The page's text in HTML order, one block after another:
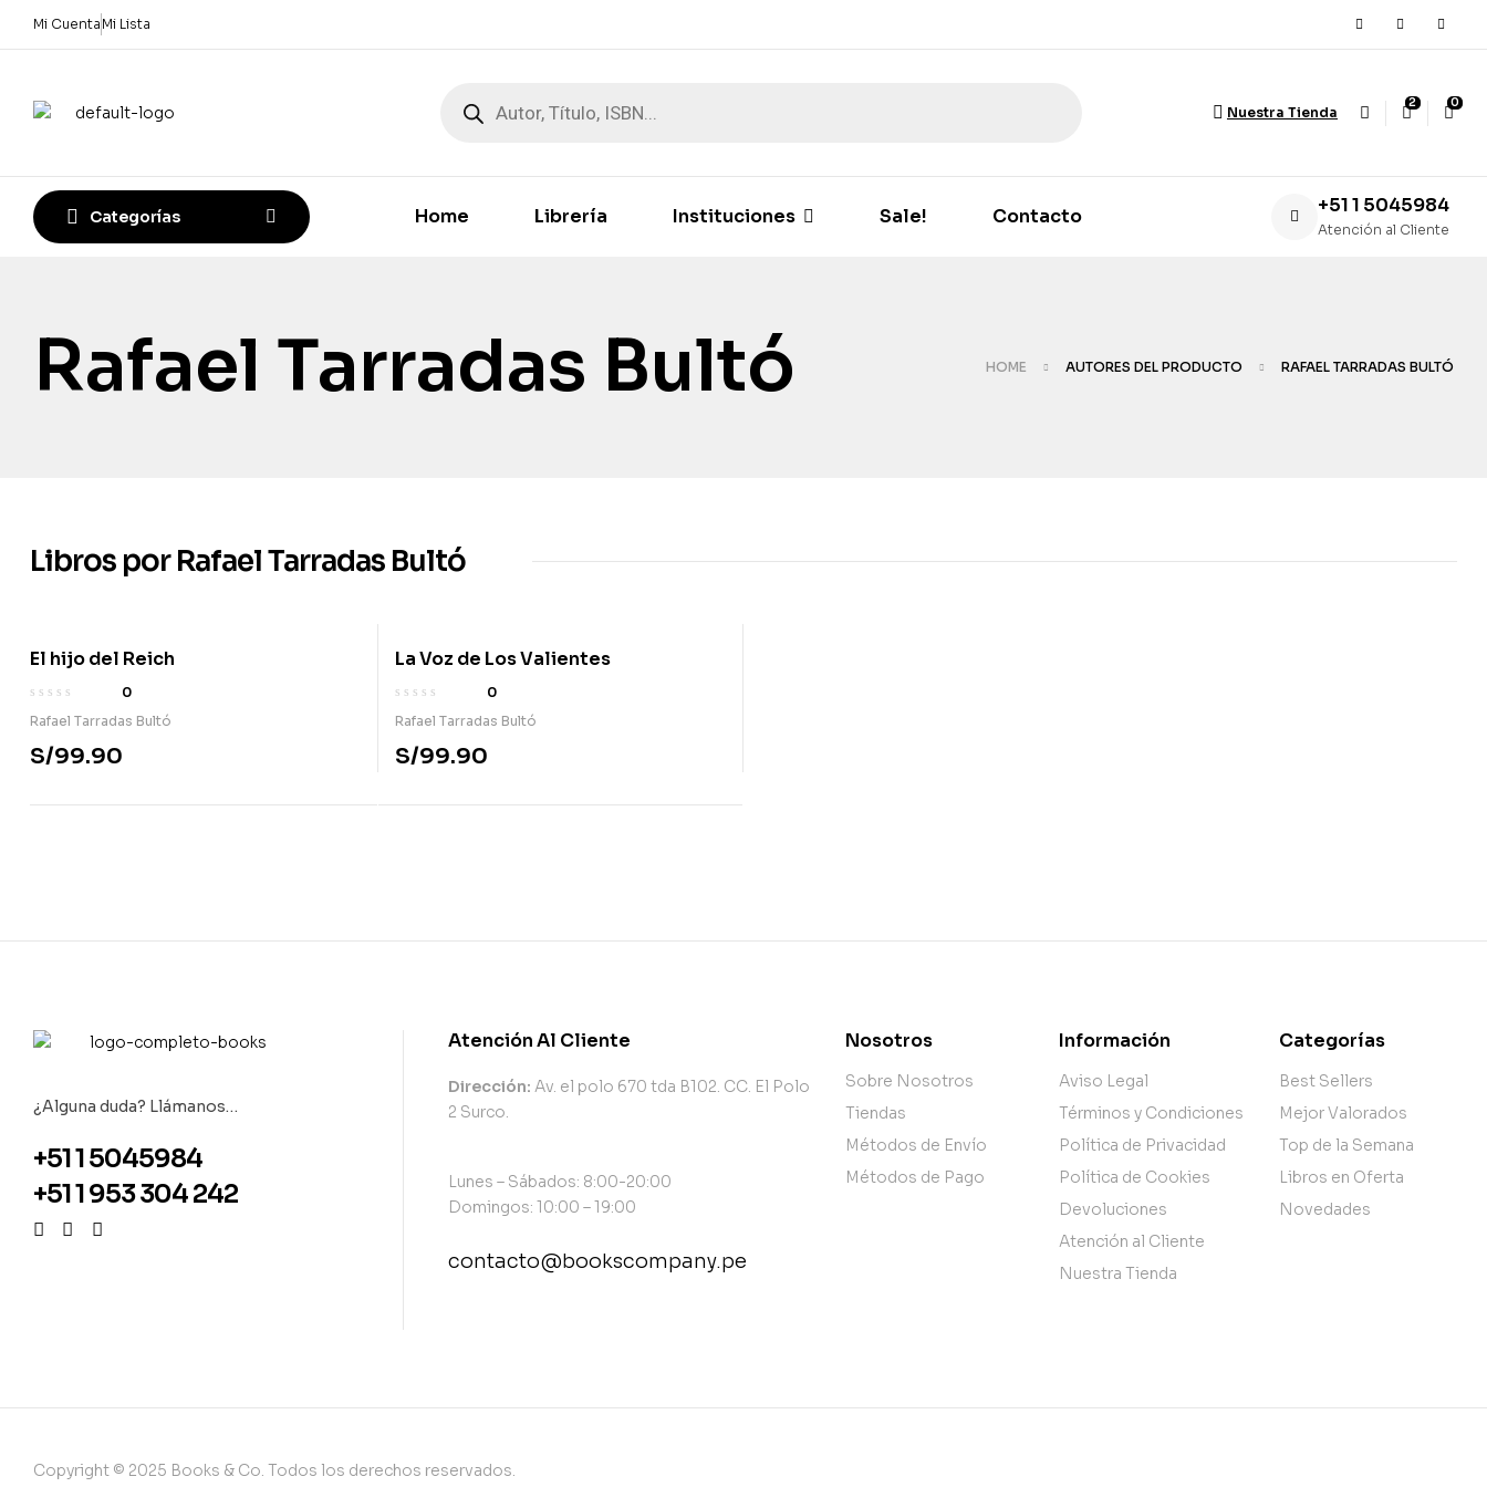
Mi Cuenta Mi Lista
Nuestra Tienda
2 0
Categorías Home Librería Instituciones Sale! Contacto +51 1 5045984
Atención al Cliente
Rafael Tarradas Bultó HOME AUTORES DEL PRODUCTO RAFAEL TARRADAS BULTÓ
Libros por Rafael Tarradas Bultó
El hijo del Reich
0
Rafael Tarradas Bultó
S/99.90
La Voz de Los Valientes
0
Rafael Tarradas Bultó
S/99.90
¿Alguna duda? Llámanos…
+51 1 5045984
+51 1 953 304 242
Atención Al Cliente
Dirección: Av. el polo 670 tda B102. CC. El Polo
2 Surco.
Lunes – Sábados: 8:00-20:00
Domingos: 10:00 – 19:00
contacto@bookscompany.pe
Nosotros
Sobre Nosotros
Tiendas
Métodos de Envío
Métodos de Pago
Información
Aviso Legal
Términos y Condiciones
Política de Privacidad
Política de Cookies
Devoluciones
Atención al Cliente
Nuestra Tienda
Categorías
Best Sellers
Mejor Valorados
Top de la Semana
Libros en Oferta
Novedades
Copyright © 2025 Books & Co. Todos los derechos reservados.